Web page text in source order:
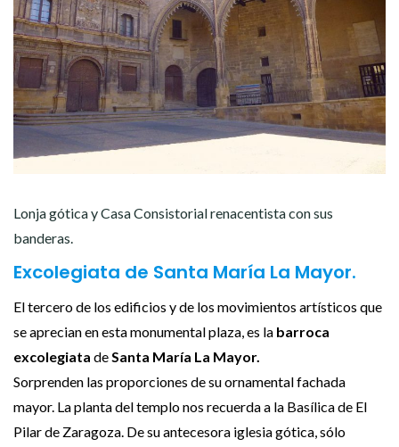
Lonja gótica y Casa Consistorial renacentista con sus
banderas.
Excolegiata de Santa María La Mayor.
El tercero de los edificios y de los movimientos artísticos que
se aprecian en esta monumental plaza, es la barroca
excolegiata deSanta María La Mayor.
Sorprenden las proporciones de su ornamental fachada
mayor. La planta del templo nos recuerda a la Basílica de El
Pilar de Zaragoza. De su antecesora iglesia gótica, sólo